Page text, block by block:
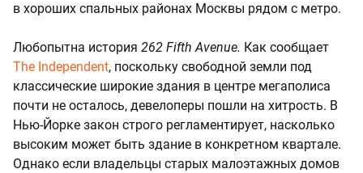
в хороших спальных районах Москвы рядом с метро.
Любопытна история 262 Fifth Avenue. Как сообщает
The Independent, поскольку свободной земли под
классические широкие здания в центре мегаполиса
почти не осталось, девелоперы пошли на хитрость. В
Нью-Йорке закон строго регламентирует, насколько
высоким может быть здание в конкретном квартале.
Однако если владельцы старых малоэтажных домов